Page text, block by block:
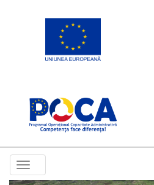
Toggle
navigation